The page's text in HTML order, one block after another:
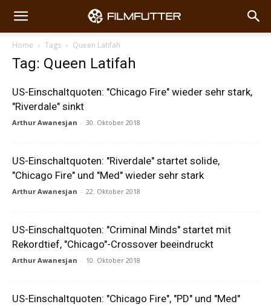
Home Tags Queen Latifah
Tag: Queen Latifah
US-Einschaltquoten: "Chicago Fire" wieder sehr stark,
"Riverdale" sinkt
Arthur Awanesjan - 30. Oktober 2018
US-Einschaltquoten: "Riverdale" startet solide,
"Chicago Fire" und "Med" wieder sehr stark
Arthur Awanesjan - 22. Oktober 2018
US-Einschaltquoten: "Criminal Minds" startet mit
Rekordtief, "Chicago"-Crossover beeindruckt
Arthur Awanesjan - 10. Oktober 2018
US-Einschaltquoten: "Chicago Fire", "PD" und "Med"